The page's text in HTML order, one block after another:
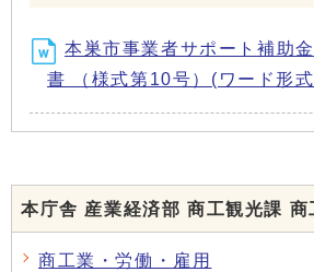
本巣市事業者サポート補助
書 （様式第10号）(ワード形
本庁舎 産業経済部 商工観光課 商
商工業・労働・雇用